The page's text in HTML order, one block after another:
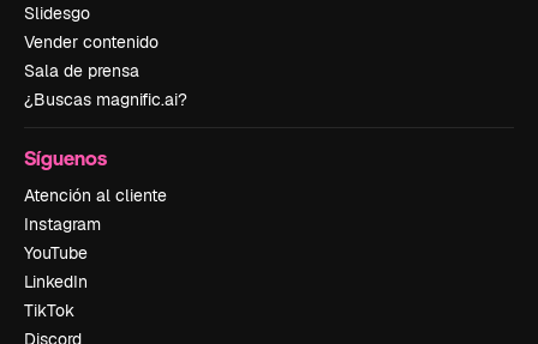
Slidesgo
Vender contenido
Sala de prensa
¿Buscas magnific.ai?
Síguenos
Atención al cliente
Instagram
YouTube
LinkedIn
TikTok
Discord